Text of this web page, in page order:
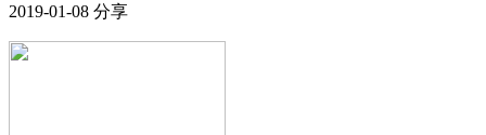
2019-01-08 分享